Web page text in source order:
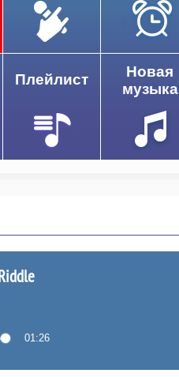
Плейлист
Новая
музыка
01:26